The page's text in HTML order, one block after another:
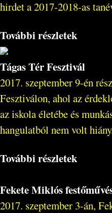
hirdet a 2017-2018-as
További részletek
Tágas Tér Fesztivál
2017. szeptember 9-én
Fesztiválon, ahol az
az iskola életébe és
hangulatból nem volt
További részletek
Fekete Miklós
2017. szeptember 3-án,